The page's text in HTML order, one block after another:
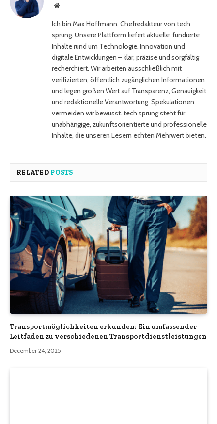
Website
Ich bin Max Hoffmann, Chefredakteur von tech
sprung. Unsere Plattform liefert aktuelle, fundierte
Inhalte rund um Technologie, Innovation und
digitale Entwicklungen – klar, präzise und sorgfältig
recherchiert. Wir arbeiten ausschließlich mit
verifizierten, öffentlich zugänglichen Informationen
und legen großen Wert auf Transparenz, Genauigkeit
und redaktionelle Verantwortung. Spekulationen
vermeiden wir bewusst. tech sprung steht für
unabhängige, zukunftsorientierte und professionelle
Inhalte, die unseren Lesern echten Mehrwert bieten.
RELATED POSTS
Transportmöglichkeiten erkunden: Ein umfassender
Leitfaden zu verschiedenen Transportdienstleistungen
December 24, 2025